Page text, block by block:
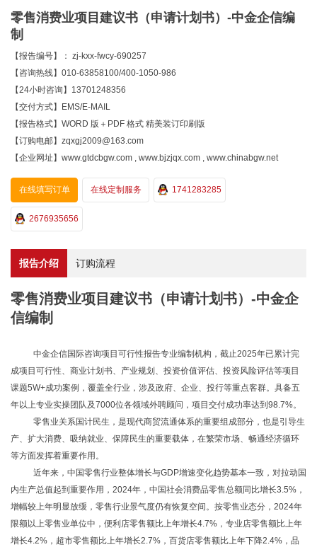
零售消费业项目建议书（申请计划书）-中金企信编
制
【报告编号】： zj-kxx-fwcy-690257
【咨询热线】010-63858100/400-1050-986
【24小时咨询】13701248356
【交付方式】EMS/E-MAIL
【报告格式】WORD 版＋PDF 格式 精美装订印刷版
【订购电邮】zqxgj2009@163.com
【企业网址】www.gtdcbgw.com , www.bjzjqx.com , www.chinabgw.net
在线填写订单 在线定制服务 1741283285
2676935656
报告介绍 订购流程
零售消费业项目建议书（申请计划书）-中金企
信编制
中金企信国际咨询项目可行性报告专业编制机构，截止2025年已累计完
成项目可行性、商业计划书、产业规划、投资价值评估、投资风险评估等项目
课题5W+成功案例，覆盖全行业，涉及政府、企业、投行等重点客群。具备五
年以上专业实操团队及7000位各领域外聘顾问，项目交付成功率达到98.7%。
零售业关系国计民生，是现代商贸流通体系的重要组成部分，也是引导生
产、扩大消费、吸纳就业、保障民生的重要载体，在繁荣市场、畅通经济循环
等方面发挥着重要作用。
近年来，中国零售行业整体增长与GDP增速变化趋势基本一致，对拉动国
内生产总值起到重要作用，2024年，中国社会消费品零售总额同比增长3.5%，
增幅较上年明显放缓，零售行业景气度仍有恢复空间。按零售业态分，2024年
限额以上零售业单位中，便利店零售额比上年增长4.7%，专业店零售额比上年
增长4.2%，超市零售额比上年增长2.7%，百货店零售额比上年下降2.4%，品